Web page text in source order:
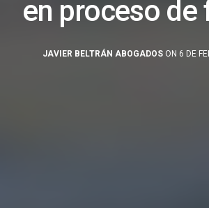
en proceso
JAVIER BELTRÁN ABOGADOS ON 6 DE